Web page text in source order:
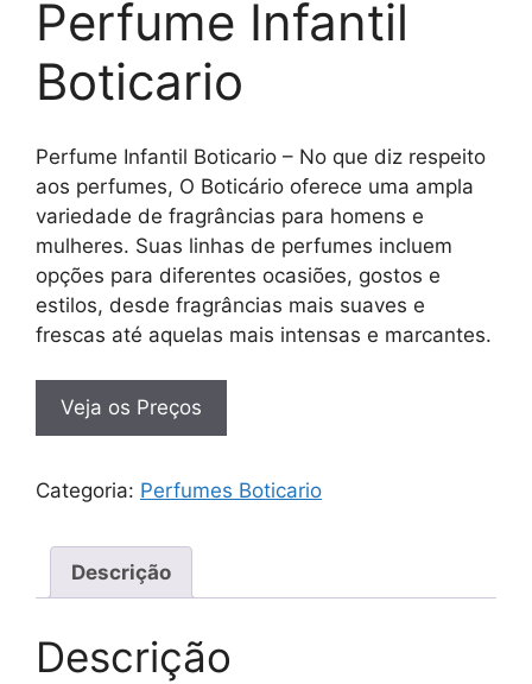
Perfume Infantil
Boticario
Perfume Infantil Boticario – No que diz respeito
aos perfumes, O Boticário oferece uma ampla
variedade de fragrâncias para homens e
mulheres. Suas linhas de perfumes incluem
opções para diferentes ocasiões, gostos e
estilos, desde fragrâncias mais suaves e
frescas até aquelas mais intensas e marcantes.
Veja os Preços
Categoria: Perfumes Boticario
Descrição
Descrição